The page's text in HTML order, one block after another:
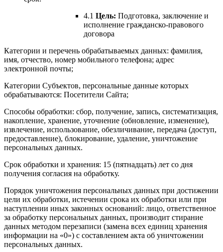
4.1 Цель: Подготовка, заключение и
исполнение гражданско-правового
договора
Категории и перечень обрабатываемых данных: фамилия,
имя, отчество, номер мобильного телефона; адрес
электронной почты;
Категории Субъектов, персональные данные которых
обрабатываются: Посетители Сайта;
Способы обработки: сбор, получение, запись, систематизация,
накопление, хранение, уточнение (обновление, изменение),
извлечение, использование, обезличивание, передача (доступ,
предоставление), блокирование, удаление, уничтожение
персональных данных.
Срок обработки и хранения: 15 (пятнадцать) лет со дня
получения согласия на обработку.
Порядок уничтожения персональных данных при достижении
цели их обработки, истечении срока их обработки или при
наступлении иных законных оснований: лицо, ответственное
за обработку персональных данных, производит стирание
данных методом перезаписи (замена всех единиц хранения
информации на «0») с составлением акта об уничтожении
персональных данных.